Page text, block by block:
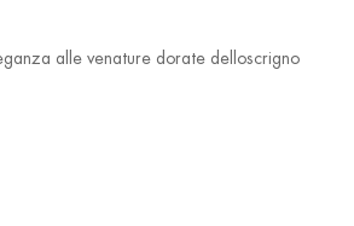
alle venature dorate delloscrigno